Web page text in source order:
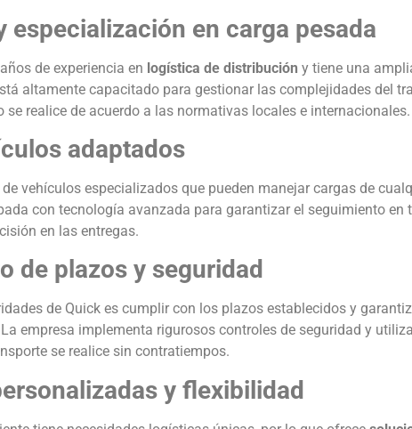
especialización en carga pesada
de experiencia en logística de distribución y tiene una
altamente capacitado para gestionar las complejidades del
se realice de acuerdo a las normativas locales e internacionales.
adaptados
vehículos especializados que pueden manejar cargas de
con tecnología avanzada para garantizar el seguimiento en
en las entregas.
de plazos y seguridad
de Quick es cumplir con los plazos establecidos y
empresa implementa rigurosos controles de seguridad y
se realice sin contratiempos.
y flexibilidad